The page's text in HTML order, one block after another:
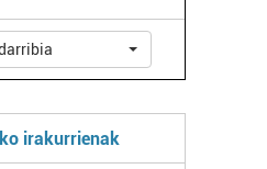
irakurrienak